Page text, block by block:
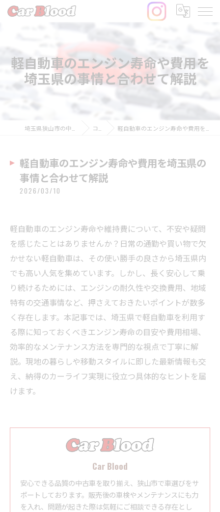
軽自動車のエンジン寿命や費用を
埼玉県の事情と合わせて解説
コラム 軽自動車のエンジン寿命や費用を埼玉県の事情と合わせて解説
軽自動車のエンジン寿命や費用を埼玉県の
事情と合わせて解説
2026/03/10
軽自動車のエンジン寿命や維持費について、不安や疑問
を感じたことはありませんか？日常の通勤や買い物で欠
かせない軽自動車は、その使い勝手の良さから埼玉県内
でも高い人気を集めています。しかし、長く安心して乗
り続けるためには、エンジンの耐久性や交換費用、地域
特有の交通事情など、押さえておきたいポイントが数多
く存在します。本記事では、埼玉県で軽自動車を利用す
る際に知っておくべきエンジン寿命の目安や費用相場、
効率的なメンテナンス方法を専門的な視点で丁寧に解
説。現地の暮らしや移動スタイルに即した最新情報も交
え、納得のカーライフ実現に役立つ具体的なヒントを届
けます。
Car Blood
安心できる品質の中古車を取り揃え、狭山市で車選びをサ
ポートしております。販売後の車検やメンテナンスにも力
を入れ、問題が起きた際は気軽にご相談できる存在とし